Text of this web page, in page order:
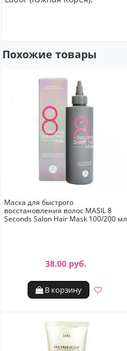
Похожие товары
Маска для быстрого
восстановления волос MASIL 8
Seconds Salon Hair Mask 100/200 мл
38.00 руб.
В корзину